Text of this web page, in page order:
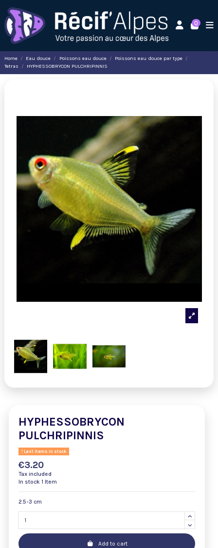
0
Home Eau douce Poissons eau douce
Poissons eau douce par type
Tetras
HYPHESSOBRYCON PULCHRIPINNIS
HYPHESSOBRYCON
PULCHRIPINNIS
Last items in stock
€3.20
Tax included
In stock 1 Item
2.5-3 cm
Add to cart